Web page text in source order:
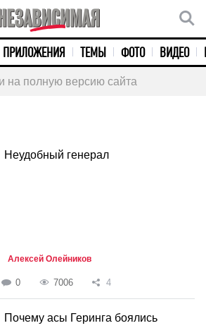
ПРИЛОЖЕНИЯ ТЕМЫ ФОТО ВИДЕО
на полную версию сайта
Неудобный генерал
Алексей Олейников
0 7006 4
Почему асы Геринга боялись